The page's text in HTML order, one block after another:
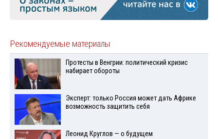
Рекомендуемые материалы
Протесты в Венгрии: политический кризис
набирает обороты
Эксперт: только Россия может дать Африке
возможность защитить себя
Леонид Круглов — о будущем